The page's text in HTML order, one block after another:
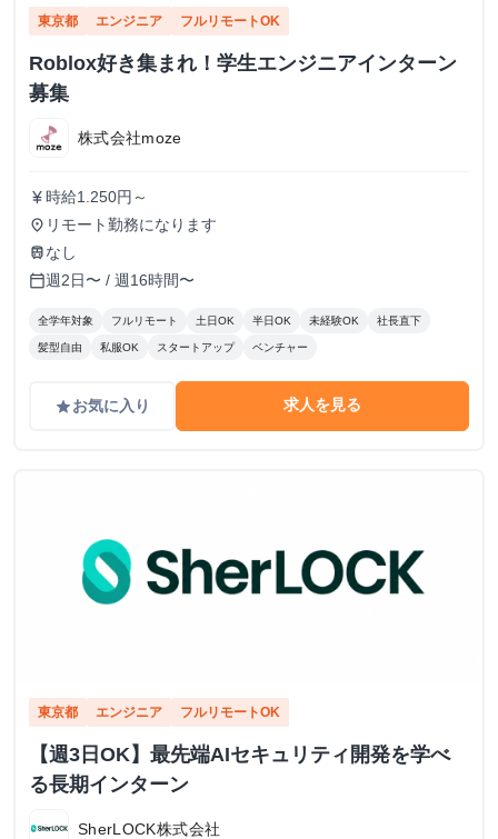
東京都 エンジニア フルリモートOK
Roblox好き集まれ！学生エンジニアインターン
募集
株式会社moze
currency_yen 時給1.250円～
place リモート勤務になります
train なし
calendar_today週2日〜 / 週16時間〜
全学年対象 フルリモート 土日OK 半日OK 未経験OK 社長直下
髪型自由 私服OK スタートアップ ベンチャー
gradeお気に入り 求人を見る
東京都 エンジニア フルリモートOK
【週3日OK】最先端AIセキュリティ開発を学べ
る長期インターン
SherLOCK株式会社